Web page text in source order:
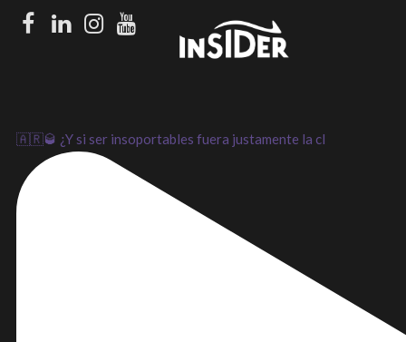
Facebook
LinkedIn
Instagram
Youtube
🇦🇷🥃 ¿Y si ser insoportables fuera justamente la cl